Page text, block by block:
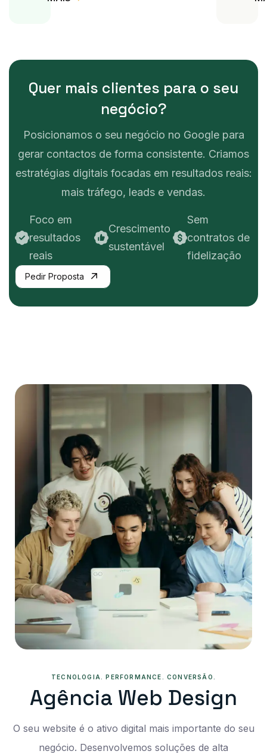
QUER MAIS CLIENTES PARA O SEU
NEGÓCIO?
Posicionamos o seu negócio no Google para
gerar contactos de forma consistente. Criamos
estratégias digitais focadas em resultados reais:
mais tráfego, leads e vendas.
Foco em
resultados
reais
Crescimento
sustentável
Sem
contratos de
fidelização
Pedir Proposta
TECNOLOGIA. PERFORMANCE. CONVERSÃO.
AGÊNCIA WEB DESIGN
O seu website é o ativo digital mais importante do seu
negócio. Desenvolvemos soluções de alta